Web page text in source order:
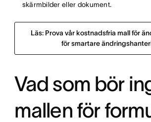
skärmbilder eller dokument.
Läs: Prova vår kostnadsfria mall för
för smartare
Vad som bör
mallen för